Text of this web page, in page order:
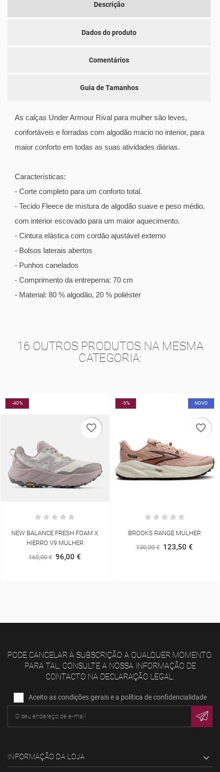
Descrição
Dados do produto
Comentários
Guia de Tamanhos
As calças Under Armour Rival para mulher são leves,
confortáveis e forradas com algodão macio no interior, para
maior conforto em todas as suas atividades diárias.
Características:
- Corte completo para um conforto total.
- Tecido Fleece de mistura de algodão suave e peso médio,
com interior escovado para um maior aquecimento.
- Cintura elástica com cordão ajustável externo
- Bolsos laterais abertos
- Punhos canelados
- Comprimento da entreperna: 70 cm
- Material: 80 % algodão, 20 % poliéster
16 OUTROS PRODUTOS NA MESMA
CATEGORIA:
BALANCE FRESH FOAM X
HIERRO V9 MULHER
160,00 € 96,00 €
BROOKS RANGE MULHER
130,00 € 123,50 €
PODE CANCELAR A SUBSCRIÇÃO A QUALQUER MOMENTO.
PARA TAL, CONSULTE A NOSSA INFORMAÇÃO DE
CONTACTO NA DECLARAÇÃO LEGAL.
Aceito as condições gerais e a política de confidencialidade
INFORMAÇÃO DA LOJA 